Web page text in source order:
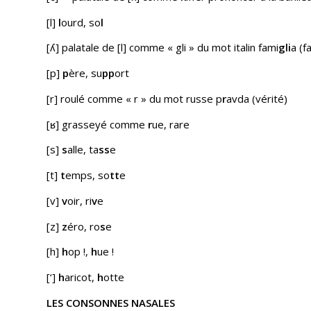
[l] lourd, sol
[ʎ] palatale de [l] comme « gli » du mot italin famiglia
[p] père, support
[r] roulé comme « r » du mot russe pravda (vérité)
[ʁ] grasseyé comme rue, rare
[s] salle, tasse
[t] temps, sotte
[v] voir, rive
[z] zéro, rose
[h] hop !, hue !
[‘] haricot, hotte
LES CONSONNES NASALES